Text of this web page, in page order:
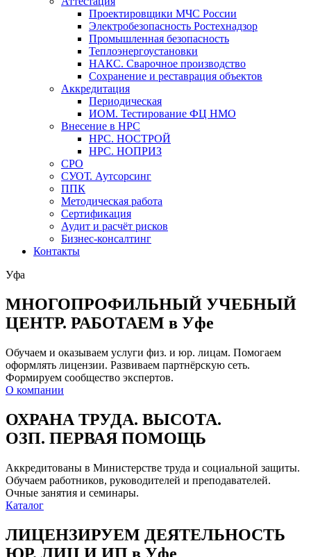
Проектировщики МЧС России
Электробезопасность Ростехнадзор
Промышленная безопасность
Теплоэнергоустановки
НАКС. Сварочное производство
Сохранение и реставрация объектов
Аккредитация
Периодическая
ИОМ. Тестирование ФЦ НМО
Внесение в НРС
НРС. НОСТРОЙ
НРС. НОПРИЗ
СРО
СУОТ. Аутсорсинг
ППК
Методическая работа
Сертификация
Аудит и расчёт рисков
Бизнес-консалтинг
Контакты
Уфа
МНОГОПРОФИЛЬНЫЙ УЧЕБНЫЙ
ЦЕНТР. РАБОТАЕМ в Уфе
Обучаем и оказываем услуги физ. и юр. лицам. Помогаем
оформлять лицензии. Развиваем партнёрскую сеть.
Формируем сообщество экспертов.
О компании
ОХРАНА ТРУДА. ВЫСОТА.
ОЗП. ПЕРВАЯ ПОМОЩЬ
Аккредитованы в Министерстве труда и социальной защиты.
Обучаем работников, руководителей и преподавателей.
Очные занятия и семинары.
Каталог
ЛИЦЕНЗИРУЕМ ДЕЯТЕЛЬНОСТЬ
ЮР. ЛИЦ И ИП в Уфе